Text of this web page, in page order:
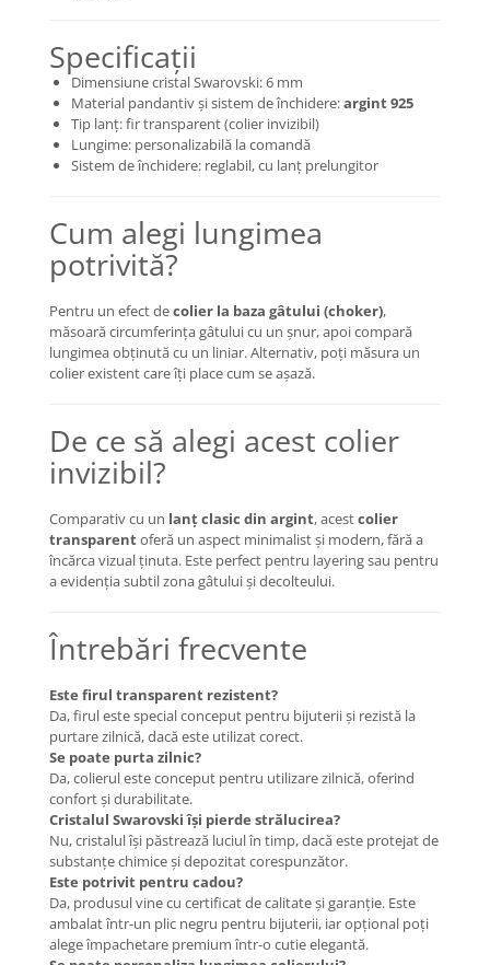
Coliere cu pietre semiprețioase
Specificații
Dimensiune cristal Swarovski: 6 mm
Material pandantiv și sistem de închidere:argint 925
Tip lanț: fir transparent (colier invizibil)
Lungime: personalizabilă la comandă
Sistem de închidere: reglabil, cu lanț prelungitor
Cum alegi lungimea
potrivită?
Pentru un efect decolier la baza gâtului (choker),
măsoară circumferința gâtului cu un șnur, apoi compară
lungimea obținută cu un liniar. Alternativ, poți măsura un
colier existent care îți place cum se așază.
De ce să alegi acest colier
invizibil?
Comparativ cu un lanț clasic din argint, acestcolier
transparentoferă un aspect minimalist și modern, fără a
încărca vizual ținuta. Este perfect pentru layering sau pentru
a evidenția subtil zona gâtului și decolteului.
Întrebări frecvente
Este firul transparent rezistent?
Da, firul este special conceput pentru bijuterii și rezistă la
purtare zilnică, dacă este utilizat corect.
Se poate purta zilnic?
Da, colierul este conceput pentru utilizare zilnică, oferind
confort și durabilitate.
Cristalul Swarovski își pierde strălucirea?
Nu, cristalul își păstrează luciul în timp, dacă este protejat de
substanțe chimice și depozitat corespunzător.
Este potrivit pentru cadou?
Da, produsul vine cu certificat de calitate și garanție. Este
ambalat într-un plic negru pentru bijuterii, iar opțional poți
alege împachetare premium într-o cutie elegantă.